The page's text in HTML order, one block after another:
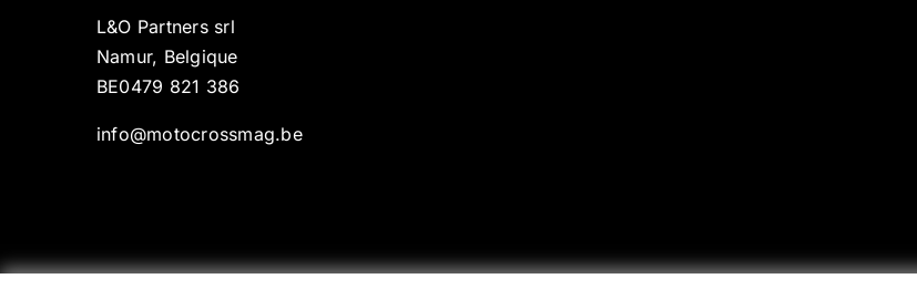
L&O Partners srl
Namur, Belgique
BE0479 821 386
info@motocrossmag.be